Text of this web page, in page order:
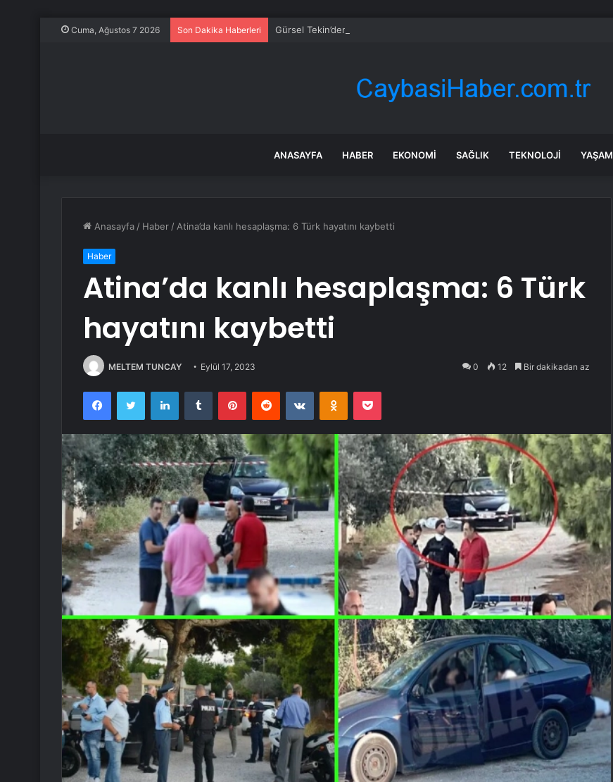
Cuma, Ağustos 7 2026 Son Dakika Haberleri Gürsel Tekin’den ‘tutarlılık’ mesajı… Tarihi meselelerde pusula net olmalı
ANASAYFA HABER EKONOMI SAĞLIK TEKNOLOJI YAŞAM
Anasayfa / Haber / Atina’da kanlı hesaplaşma: 6 Türk hayatını kaybetti
Haber
Atina’da kanlı hesaplaşma: 6 Türk
hayatını kaybetti
MELTEM TUNCAY Eylül 17, 2023 0 12 Bir dakikadan az
FacebookTwitter LinkedInTumblr PinterestReddit VKontakteOdnoklassniki
Pocket